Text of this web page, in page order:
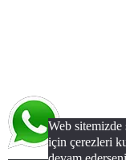
Web
için çerezleri